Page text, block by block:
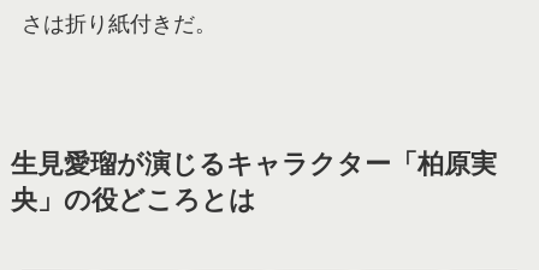
さは折り紙付きだ。
生見愛瑠が演じるキャラクター「柏原実
央」の役どころとは